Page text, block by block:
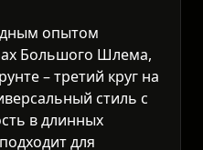
опытом
Большого Шлема,
– третий круг на
стиль с
в длинных
для